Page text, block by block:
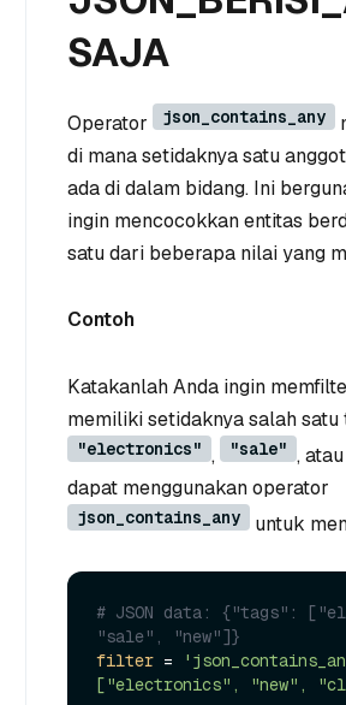
SAJA
Operator json_contains_any
di mana setidaknya satu
ada di dalam bidang. Ini
ingin mencocokkan entitas
satu dari beberapa nilai yang
Contoh
Katakanlah Anda ingin
memiliki setidaknya salah satu
"electronics" , "sale" , atau
dapat menggunakan operator
json_contains_any untuk
# JSON data: {"tags":
"sale", "new"]}
filter =
["electronics", "new",